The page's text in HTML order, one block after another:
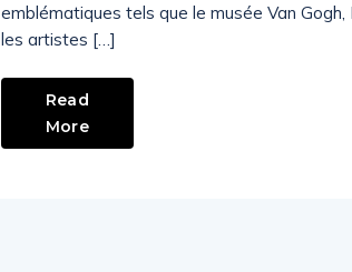
emblématiques tels que le musée Van
les artistes […]
Read
More